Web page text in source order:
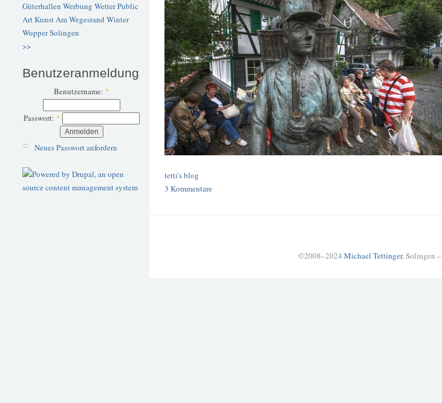
Güterhallen Werbung WetterPublic
ArtKunstAm Wegesrand Winter
WupperSolingen
>>
Benutzeranmeldung
Benutzername: *
Passwort: *
Neues Passwort anfordern
tetti's blog
3 Kommentare
©2008–2024 Michael Tettinger, Solingen –